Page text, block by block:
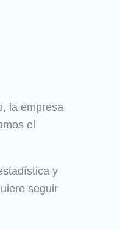
la empresa
el
y
seguir